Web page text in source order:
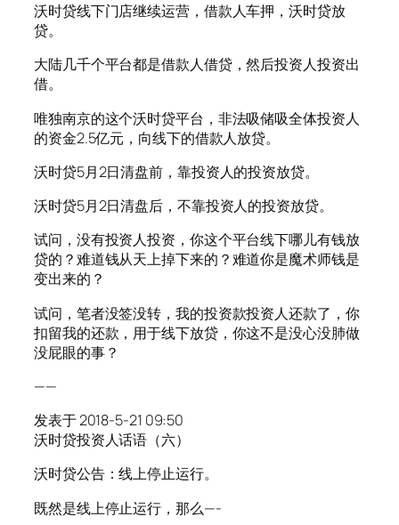
沃时贷线下门店继续运营，借款人车押，沃时贷放
贷。
大陆几千个平台都是借款人借贷，然后投资人投资出
借。
唯独南京的这个沃时贷平台，非法吸储吸全体投资人
的资金2.5亿元，向线下的借款人放贷。
沃时贷5月2日清盘前，靠投资人的投资放贷。
沃时贷5月2日清盘后，不靠投资人的投资放贷。
试问，没有投资人投资，你这个平台线下哪儿有钱放
贷的？难道钱从天上掉下来的？难道你是魔术师钱是
变出来的？
试问，笔者没签没转，我的投资款投资人还款了，你
扣留我的还款，用于线下放贷，你这不是没心没肺做
没屁眼的事？
——
发表于 2018-5-21 09:50
沃时贷投资人话语（六）
沃时贷公告：线上停止运行。
既然是线上停止运行，那么—-